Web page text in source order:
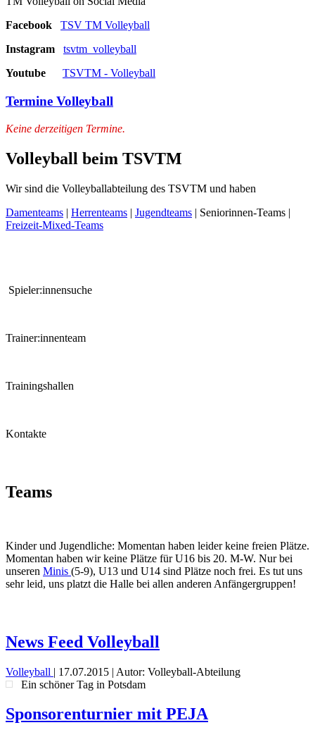
Facebook TSV TM Volleyball
Instagram tsvtm_volleyball
Youtube TSVTM - Volleyball
Termine Volleyball
Keine derzeitigen Termine.
Volleyball beim TSVTM
Wir sind die Volleyballabteilung des TSVTM und haben
Damenteams | Herrenteams | Jugendteams | Seniorinnen-Teams |
Freizeit-Mixed-Teams
Spieler:innensuche
Trainer:innenteam
Trainingshallen
Kontakte
Teams
Kinder und Jugendliche: Momentan haben leider keine freien Plätze.
Momentan haben wir keine Plätze für U16 bis 20. M-W. Nur bei
unseren Minis (5-9), U13 und U14 sind Plätze noch frei. Es tut uns
sehr leid, uns platzt die Halle bei allen anderen Anfängergruppen!
News Feed Volleyball
Volleyball | 17.07.2015 | Autor: Volleyball-Abteilung
Ein schöner Tag in Potsdam
Sponsorenturnier mit PEJA